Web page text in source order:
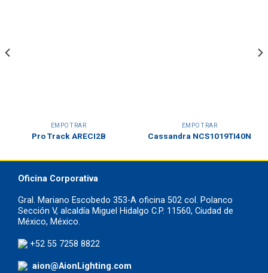
EMPOTRAR
Pro Track ARECI2B
EMPOTRAR
Cassandra NCS1019TI40N
Oficina Corporativa
Gral. Mariano Escobedo 353-A oficina 502 col. Polanco
Sección V, alcaldía Miguel Hidalgo C.P. 11560, Ciudad de
México, México.
+52 55 7258 8822
aion@AionLighting.com